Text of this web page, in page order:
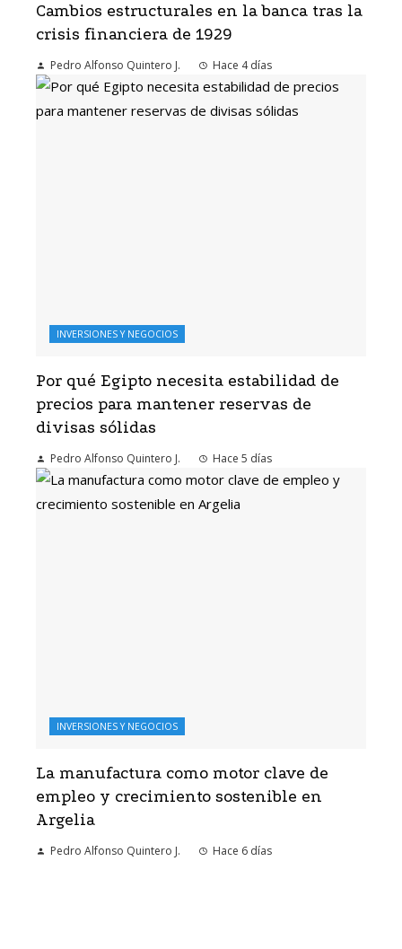
Cambios estructurales en la banca tras la
crisis financiera de 1929
Pedro Alfonso Quintero J. Hace 4 días
INVERSIONES Y NEGOCIOS
Por qué Egipto necesita estabilidad de
precios para mantener reservas de
divisas sólidas
Pedro Alfonso Quintero J. Hace 5 días
INVERSIONES Y NEGOCIOS
La manufactura como motor clave de
empleo y crecimiento sostenible en
Argelia
Pedro Alfonso Quintero J. Hace 6 días